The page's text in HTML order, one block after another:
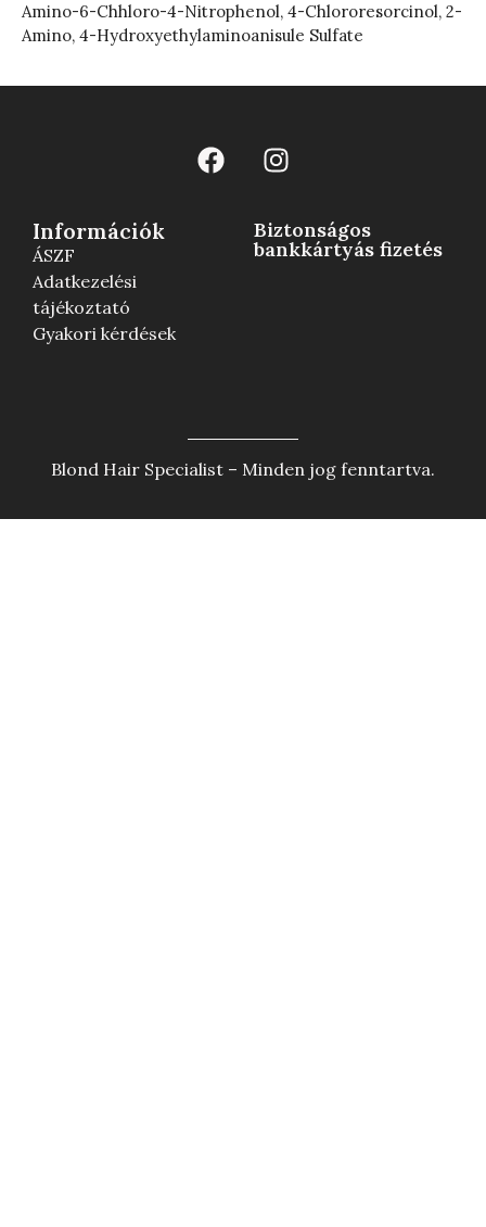
Amino-6-Chhloro-4-Nitrophenol, 4-Chlororesorcinol, 2-
Amino, 4-Hydroxyethylaminoanisule Sulfate
Információk
ÁSZF
Adatkezelési
tájékoztató
Gyakori kérdések
Biztonságos
bankkártyás fizetés
Blond Hair Specialist – Minden jog fenntartva.